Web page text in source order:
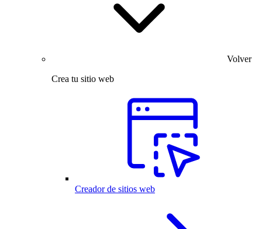
Volver
Crea tu sitio web
Creador de sitios web